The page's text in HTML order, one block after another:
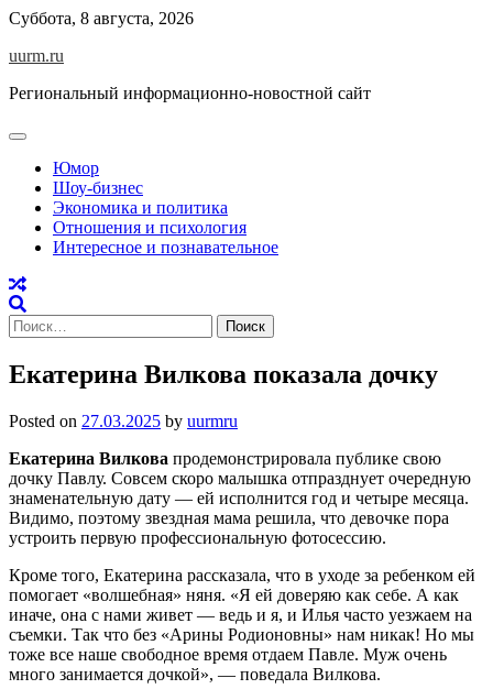
Skip
content
Суббота, 8 августа, 2026
uurm.ru
Региональный информационно-новостной сайт
Юмор
Шоу-бизнес
Экономика и политика
Отношения и психология
Интересное и познавательное
Найти:
Екатерина Вилкова показала дочку
Posted on 27.03.2025 by uurmru
Екатерина Вилкова продемонстрировала публике свою
дочку Павлу. Совсем скоро малышка отпразднует очередную
знаменательную дату — ей исполнится год и четыре месяца.
Видимо, поэтому звездная мама решила, что девочке пора
устроить первую профессиональную фотосессию.
Кроме того, Екатерина рассказала, что в уходе за ребенком ей
помогает «волшебная» няня. «Я ей доверяю как себе. А как
иначе, она с нами живет — ведь и я, и Илья часто уезжаем на
съемки. Так что без «Арины Родионовны» нам никак! Но мы
тоже все наше свободное время отдаем Павле. Муж очень
много занимается дочкой», — поведала Вилкова.